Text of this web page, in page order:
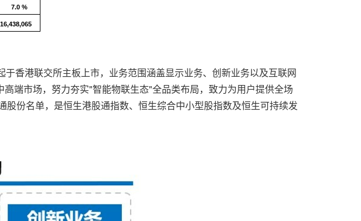
7.0 %
16,438,065
香港联交所主板上市，业务范围涵盖显示业务、创新业务以及互联网
端市场，努力夯实"智能物联生态"全品类布局，致力为用户提供全场
份名单，是恒生港股通指数、恒生综合中小型股指数及恒生可持续发